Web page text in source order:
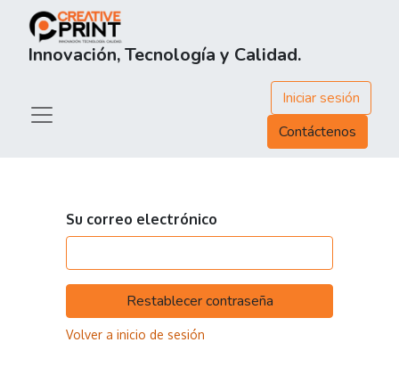
Innovación, Tecnología y Calidad.
Iniciar sesión
Contáctenos
Su correo electrónico
Restablecer contraseña
Volver a inicio de sesión